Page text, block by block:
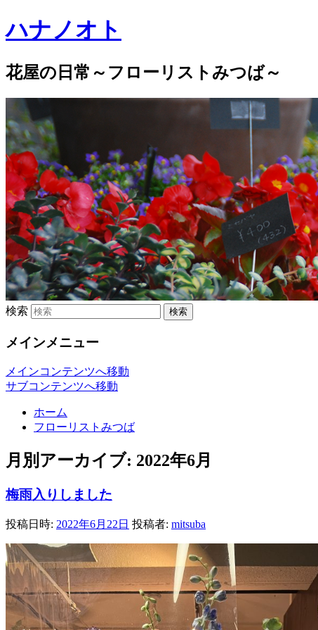
ハナノオト
花屋の日常～フローリストみつば～
検索
メインメニュー
メインコンテンツへ移動
サブコンテンツへ移動
ホーム
フローリストみつば
月別アーカイブ: 2022年6月
梅雨入りしました
投稿日時: 2022年6月22日 投稿者: mitsuba